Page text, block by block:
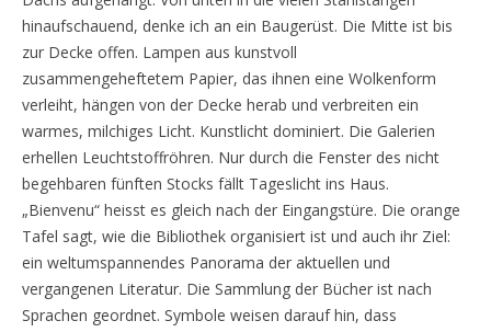
hinaufschauend, denke ich an ein Baugerüst. Die Mitte ist bis
zur Decke offen. Lampen aus kunstvoll
zusammengeheftetem Papier, das ihnen eine Wolkenform
verleiht, hängen von der Decke herab und verbreiten ein
warmes, milchiges Licht. Kunstlicht dominiert. Die Galerien
erhellen Leuchtstoffröhren. Nur durch die Fenster des nicht
begehbaren fünften Stocks fällt Tageslicht ins Haus.
„Bienvenu“ heisst es gleich nach der Eingangstüre. Die orange
Tafel sagt, wie die Bibliothek organisiert ist und auch ihr Ziel:
ein weltumspannendes Panorama der aktuellen und
vergangenen Literatur. Die Sammlung der Bücher ist nach
Sprachen geordnet. Symbole weisen darauf hin, dass